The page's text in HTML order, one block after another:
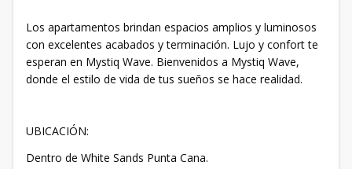
Los apartamentos brindan espacios amplios y luminosos
con excelentes acabados y terminación. Lujo y confort te
esperan en Mystiq Wave. Bienvenidos a Mystiq Wave,
donde el estilo de vida de tus sueños se hace realidad.
UBICACIÓN:
Dentro de White Sands Punta Cana.